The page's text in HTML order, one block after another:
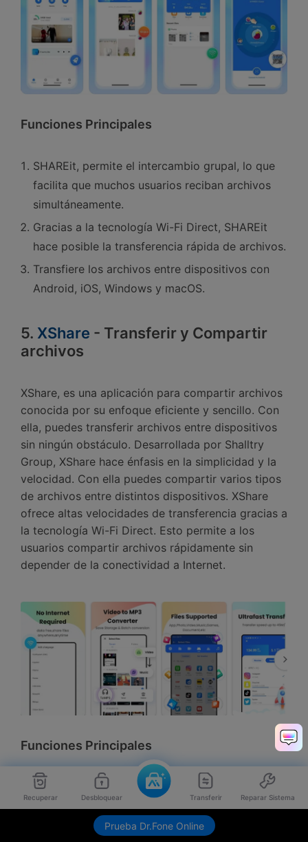
Recuperar Desbloquear Transferir Reparar Sistema
Prueba Dr.Fone Online
Envíame link de descarga
Funciones Principales󠀰
SHAREit, permite el intercambio grupal, lo que
facilita que muchos usuarios reciban archivos
simultáneamente.󠀲󠀡󠀤󠀥󠀠󠀤󠀢󠀤󠀩󠀳
Gracias a la tecnología Wi-Fi Direct, SHAREit
hace posible la transferencia rápida de archivos.󠀲󠀡󠀤󠀥󠀠󠀤󠀢󠀥󠀠󠀳
Transfiere los archivos entre dispositivos con
Android, iOS, Windows y macOS.󠀲󠀡󠀤󠀥󠀠󠀤󠀢󠀥󠀡󠀳
5. XShare - Transferir y Compartir
archivos
󠀰XShare, es una aplicación para compartir archivos
conocida por su enfoque eficiente y sencillo.󠀲󠀡󠀤󠀥󠀠󠀤󠀢󠀥󠀣󠀳 Con
ella, puedes transferir archivos entre dispositivos
sin ningún obstáculo.󠀲󠀡󠀤󠀥󠀠󠀤󠀢󠀥󠀤󠀳 Desarrollada por Shalltry
Group, XShare hace énfasis en la simplicidad y la
velocidad.󠀲󠀡󠀤󠀥󠀠󠀤󠀢󠀥󠀥󠀳󠀰 Con ella puedes compartir varios tipos
de archivos entre distintos dispositivos.󠀲󠀡󠀤󠀥󠀠󠀤󠀢󠀥󠀦󠀳󠀰 XShare
ofrece altas velocidades de transferencia gracias a
la tecnología Wi-Fi Direct.󠀲󠀡󠀤󠀥󠀠󠀤󠀢󠀥󠀧󠀳 Esto permite a los
usuarios compartir archivos rápidamente sin
depender de la conectividad a Internet.󠀲󠀡󠀤󠀥󠀠󠀤󠀢󠀥󠀨
Funciones Principales
XShare permite a los usuarios compartir
archivos con varios destinatarios
simultáneamente.󠀲󠀡󠀤󠀥󠀠󠀤󠀢󠀦󠀡󠀳